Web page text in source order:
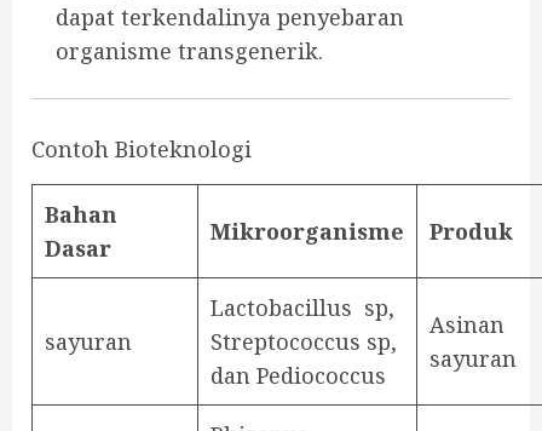
dapat terkendalinya penyebaran
organisme transgenerik.
Contoh Bioteknologi
Bahan
Dasar
Mikroorganisme Produk
sayuran
Lactobacillus sp,
Streptococcus sp,
dan Pediococcus
Asinan
sayuran